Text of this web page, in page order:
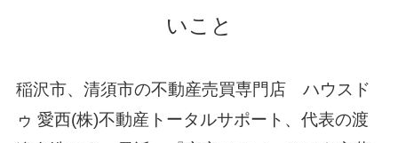
いこと
稲沢市、清須市の不動産売買専門店 ハウスド
ゥ 愛西(株)不動産トータルサポート、代表の渡